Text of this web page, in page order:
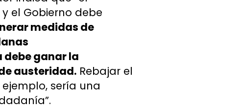
el Gobierno debe
medidas de
debe ganar la
austeridad. Rebajar el
sería una